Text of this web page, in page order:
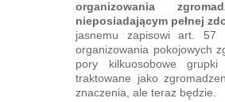
organizowania
nieposiadającym pełnej
jasnemu zapisowi art. 57
organizowania pokojowych
pory kilkuosobowe
traktowane jako
znaczenia, ale teraz będzie.